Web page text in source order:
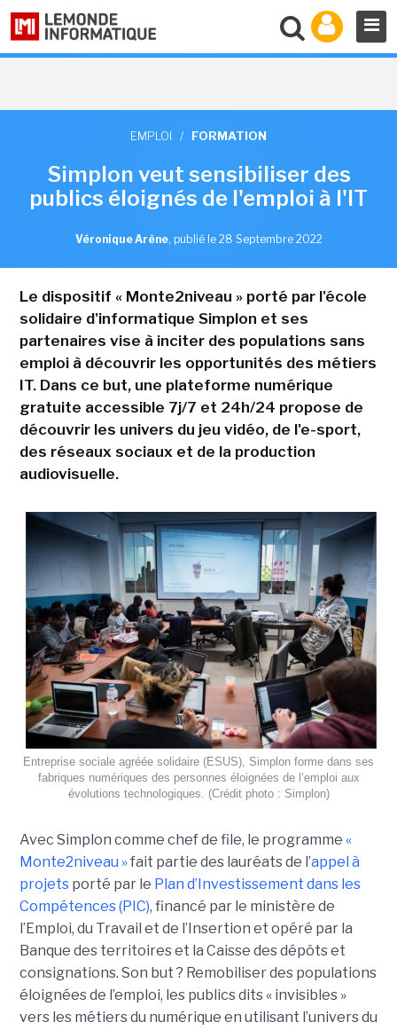
EMPLOI / FORMATION
Simplon veut sensibiliser des
publics éloignés de l'emploi à l'IT
Véronique Arène, publié le 28 Septembre 2022
Le dispositif « Monte2niveau » porté par l'école
solidaire d'informatique Simplon et ses
partenaires vise à inciter des populations sans
emploi à découvrir les opportunités des métiers
IT. Dans ce but, une plateforme numérique
gratuite accessible 7j/7 et 24h/24 propose de
découvrir les univers du jeu vidéo, de l'e-sport,
des réseaux sociaux et de la production
audiovisuelle.
Entreprise sociale agréée solidaire (ESUS), Simplon forme dans ses
fabriques numériques des personnes éloignées de l’emploi aux
évolutions technologiques. (Crédit photo : Simplon)
Avec Simplon comme chef de file, le programme «
Monte2niveau »fait partie des lauréats de l’appel à
projetsporté par le Plan d’Investissement dans les
Compétences (PIC), financé par le ministère de
l’Emploi, du Travail et de l’Insertion et opéré par la
Banque des territoires et la Caisse des dépôts et
consignations. Son but ? Remobiliser des populations
éloignées de l’emploi, les publics dits « invisibles »
vers les métiers du numérique en utilisant l’univers du